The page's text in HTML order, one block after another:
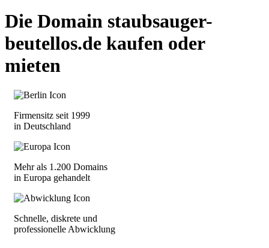
Die Domain staubsauger-
beutellos.de kaufen oder
mieten
Firmensitz seit 1999
in Deutschland
Mehr als 1.200 Domains
in Europa gehandelt
Schnelle, diskrete und
professionelle Abwicklung